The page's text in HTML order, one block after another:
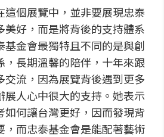
這個展覽中，並非要展現忠泰
美好，而是將背後的支持體系
基金會最獨特且不同的是與創
，長期溫馨的陪伴，十年來跟
交流，因為展覽背後遇到更多
展人心中很大的支持。她表示
如何讓台灣更好，因而發現背
，而忠泰基金會是能配著藝術